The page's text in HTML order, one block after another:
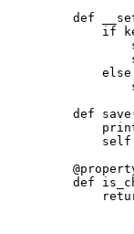
def
if
def
def